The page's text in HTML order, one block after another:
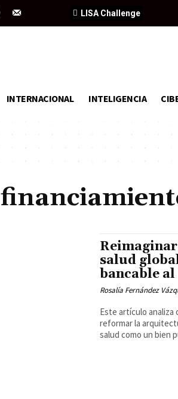
LISA Challenge
INTERNACIONAL INTELIGENCIA
salud
bancable
Rosalía Fernández
Este artículo analiza
reformar la
salud como un bien